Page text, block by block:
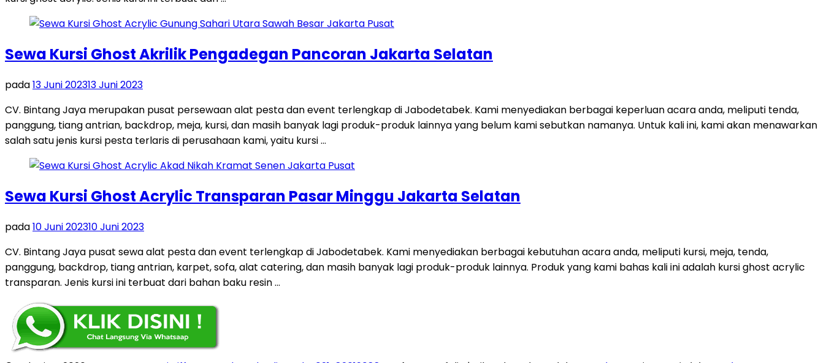
Sewa Kursi Ghost Akrilik Pengadegan Pancoran Jakarta Selatan
pada13 Juni 202313 Juni 2023
CV. Bintang Jaya merupakan pusat persewaan alat pesta dan event terlengkap di Jabodetabek. Kami menyediakan berbagai keperluan acara anda, meliputi tenda,
panggung, tiang antrian, backdrop, meja, kursi, dan masih banyak lagi produk-produk lainnya yang belum kami sebutkan namanya. Untuk kali ini, kami akan menawarkan
salah satu jenis kursi pesta terlaris di perusahaan kami, yaitu kursi …
Sewa Kursi Ghost Acrylic Transparan Pasar Minggu Jakarta Selatan
pada10 Juni 202310 Juni 2023
CV. Bintang Jaya pusat sewa alat pesta dan event terlengkap di Jabodetabek. Kami menyediakan berbagai kebutuhan acara anda, meliputi kursi, meja, tenda,
panggung, backdrop, tiang antrian, karpet, sofa, alat catering, dan masih banyak lagi produk-produk lainnya. Produk yang kami bahas kali ini adalah kursi ghost acrylic
transparan. Jenis kursi ini terbuat dari bahan baku resin …